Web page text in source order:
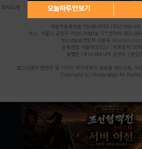
오늘하루 안보기
회사소개 | 개인정보 처리방침
사업자등록번호:119-86-61101 (주)스마트나
주소: 서울시 금천구 가산디지털1로 171 연락처:063-
청소년보호책임자:김동욱
등록번호:서울아02322 | 등록일자
발행인:(주)스마트나우 송현두 | 편집
헝그리앱의 콘텐츠 및 기사는 저작권법의 보호를 받으므로, 무
Copyright (c) HungryApp All Rights